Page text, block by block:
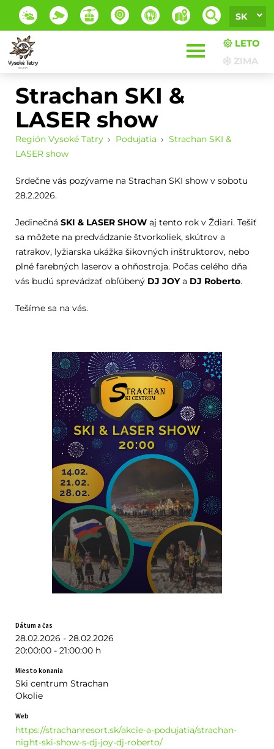
SK
LETO
ZIMA
Strachan SKI &
LASER show
Región Vysoké Tatry Podujatia
Strachan SKI &
LASER show
Srdečne vás pozývame na Strachan SKI show v sobotu
28.2.2026.
Jedinečná SKI & LASER SHOWaj tento rok v Ždiari. Tešiť
sa môžete na predvádzanie štvorkoliek, skútrov a
ratrakov, lyžiarska ukážka šikovných inštruktorov, nebo
plné farebných laserov a ohňostroja. Počas celého dňa
vás budú sprevádzať obľúbený DJ JOYa DJ Roberto.
Tešíme sa na vás.
Dátum a čas
28.02.2026 - 28.02.2026
20:00:00 - 21:00:00 h
Miesto konania
Ski centrum Strachan
Okolie
Web
https://strachanresort.sk/akcie-a-podujatia/strachan-
night-ski-show-s-dj-joy-dj-roberto/